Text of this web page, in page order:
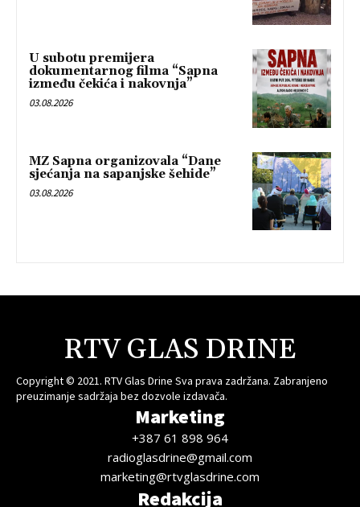
U subotu premijera
dokumentarnog filma “Sapna
između čekića i nakovnja”
03.08.2026
MZ Sapna organizovala “Dane
sjećanja na sapanjske šehide”
03.08.2026
RTV GLAS DRINE
Copyright © 2021. RTV Glas Drine Sva prava zadržana. Zabranjeno
preuzimanje sadržaja bez dozvole izdavača.
Marketing
+387 61 898 964
radioglasdrine@gmail.com
marketing@rtvglasdrine.com
Redakcija